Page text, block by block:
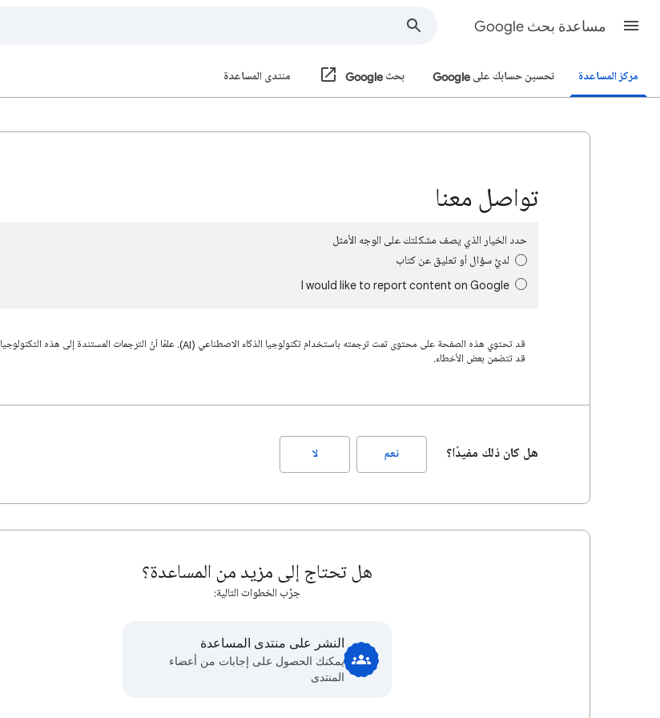
مساعدة بحث Google
مركز المساعدة تحسين حسابك على Google بحث Google منتدى المساعدة
تواصل معنا
حدد الخيار الذي يصف مشكلتك على الوجه الأمثل
لديَّ سؤال أو تعليق عن كتاب
I would like to report content on Google
قد تحتوي هذه الصفحة على محتوى تمت ترجمته باستخدام تكنولوجيا الذكاء الاصطناعي (AI). علمًا أنّ الترجمات المستندة إلى هذه التكنولوجيا
قد تتضمن بعض الأخطاء.
هل كان ذلك مفيدًا؟ نعم لا
هل تحتاج إلى مزيد من المساعدة؟
جرِّب الخطوات التالية:
النشر على منتدى المساعدة
يمكنك الحصول على إجابات من أعضاء
المنتدى